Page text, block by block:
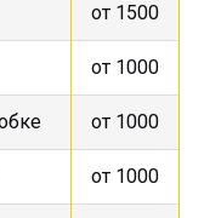
от 1500
от 1000
от 1000
от 1000